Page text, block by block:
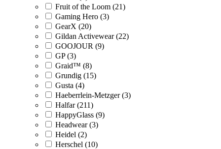
Fruit of the Loom (21)
Gaming Hero (3)
GearX (20)
Gildan Activewear (22)
GOOJOUR (9)
GP (3)
Graid™ (8)
Grundig (15)
Gusta (4)
Haeberrlein-Metzger (3)
Halfar (211)
HappyGlass (9)
Headwear (3)
Heidel (2)
Herschel (10)